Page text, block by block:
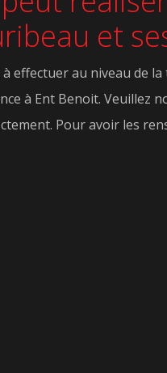
et
au niveau de
à Ent Benoit.
Pour avoir les